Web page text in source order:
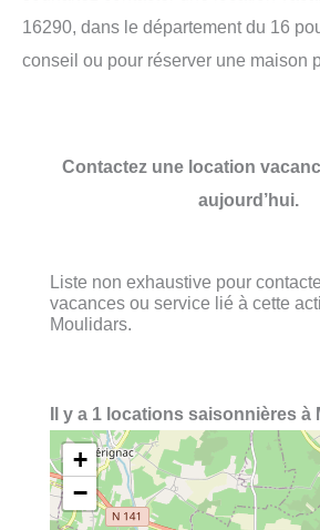
16290, dans le département du 16
conseil ou pour réserver une maison
Contactez une location
aujourd’hui.
Liste non exhaustive pour
vacances ou service lié à cette
Moulidars.
Il y a 1 locations saisonnières à
+
−